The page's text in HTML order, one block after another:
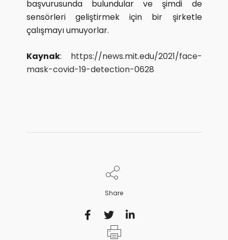
başvurusunda bulundular ve şimdi de
sensörleri geliştirmek için bir şirketle
çalışmayı umuyorlar.
Kaynak: https://news.mit.edu/2021/face-
mask-covid-19-detection-0628
Share